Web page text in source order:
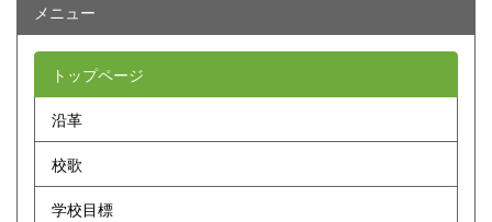
メニュー
トップページ
沿革
校歌
学校目標